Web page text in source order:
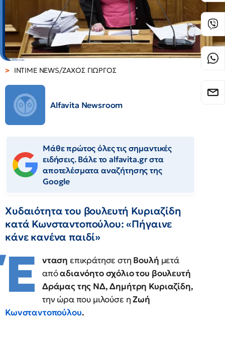
INTIME NEWS/ΖΑΧΟΣ ΓΙΩΡΓΟΣ
Alfavita Newsroom
Μάθε πρώτος όλες τις σημαντικές
ειδήσεις. Βάλε το alfavita.gr στα
αποτελέσματα αναζήτησης της
Google
Χυδαιότητα του βουλευτή Κυριαζίδη
κατά Κωνσταντοπούλου: «Πήγαινε
κάνε κανένα παιδί»
Έ νταση επικράτησε στη Βουλή μετά
απόαδιανόητο σχόλιο του βουλευτή
Δράμας της ΝΔ, Δημήτρη Κυριαζίδη,
την ώρα που μιλούσε ηΖωή
Κωνσταντοπούλου.